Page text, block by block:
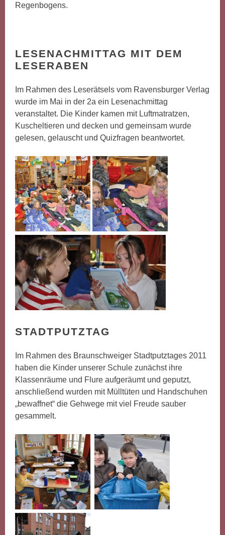
Regenbogens.
LESENACHMITTAG MIT DEM
LESERABEN
Im Rahmen des Leserätsels vom Ravensburger Verlag
wurde im Mai in der 2a ein Lesenachmittag
veranstaltet. Die Kinder kamen mit Luftmatratzen,
Kuscheltieren und decken und gemeinsam wurde
gelesen, gelauscht und Quizfragen beantwortet.
STADTPUTZTAG
Im Rahmen des Braunschweiger Stadtputztages 2011
haben die Kinder unserer Schule zunächst ihre
Klassenräume und Flure aufgeräumt und geputzt,
anschließend wurden mit Mülltüten und Handschuhen
„bewaffnet“ die Gehwege mit viel Freude sauber
gesammelt.